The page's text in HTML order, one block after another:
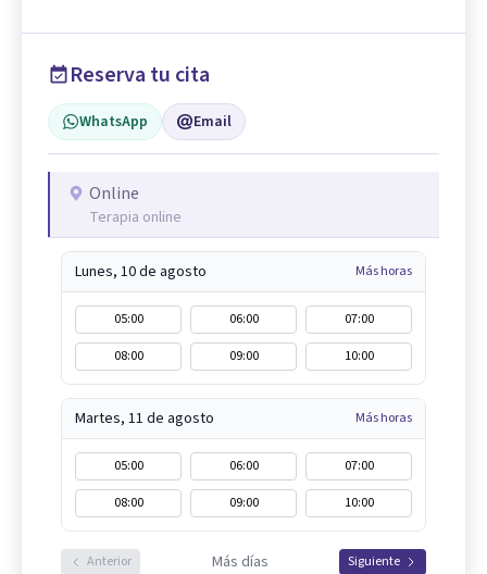
Reserva tu cita
WhatsApp Email
Online
Terapia online
Lunes, 10 de agosto Más horas
05:00 06:00
07:00
08:00
09:00 10:00
Martes, 11 de agosto Más horas
05:00 06:00
07:00
08:00
09:00 10:00
Anterior Más días Siguiente